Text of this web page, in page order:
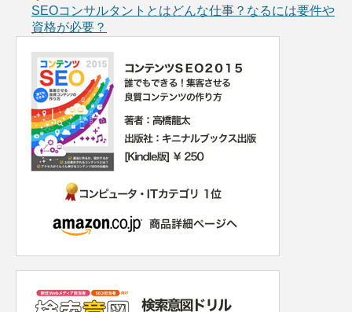
SEOコンサルタントとはどんな仕事？なるには要件や
資格が必要？